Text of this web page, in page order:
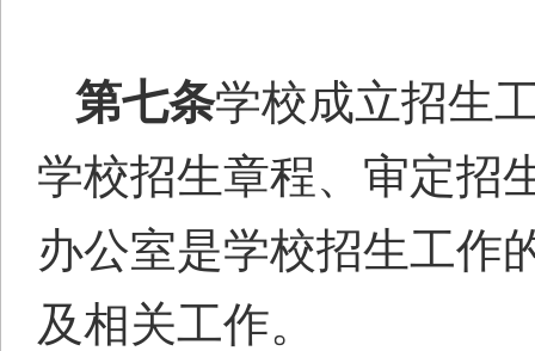
第七条学校成立招生
学校招生章程、审定招
办公室是学校招生工作
及相关工作。